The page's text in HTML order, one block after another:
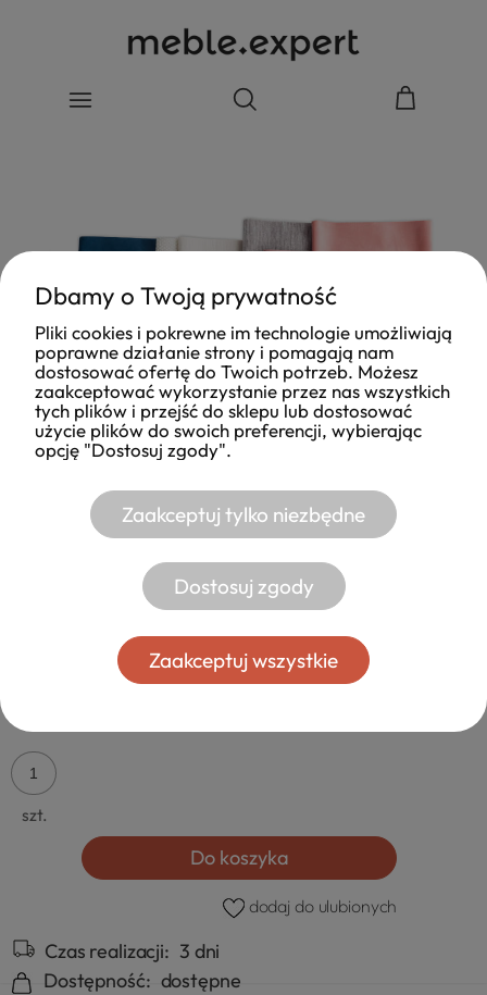
BEZPŁATNE PRÓBKI TKANIN
* Wybierz próbki tkanin (maksymalnie 10 szt.)
szt.
Do koszyka
dodaj do ulubionych
Czas realizacji: 3 dni
Dostępność: dostępne
Dbamy o Twoją prywatność
Pliki cookies i pokrewne im technologie umożliwiają
poprawne działanie strony i pomagają nam
dostosować ofertę do Twoich potrzeb. Możesz
zaakceptować wykorzystanie przez nas wszystkich
tych plików i przejść do sklepu lub dostosować
użycie plików do swoich preferencji, wybierając
opcję "Dostosuj zgody".
Zaakceptuj tylko niezbędne
Dostosuj zgody
Zaakceptuj wszystkie